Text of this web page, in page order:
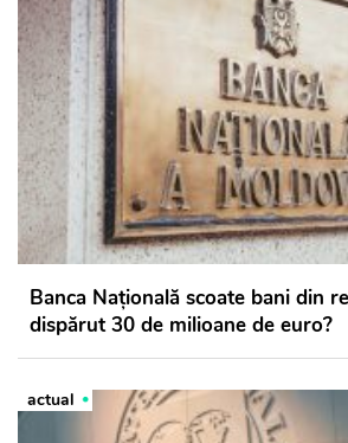
Banca Națională scoate bani din
dispărut 30 de milioane de euro?
actual